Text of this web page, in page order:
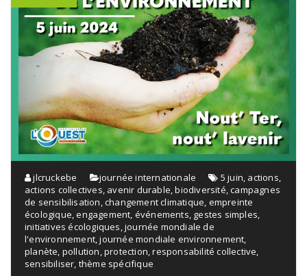
jlcruckebe journée internationale 5 juin, actions,
actions collectives, avenir durable,biodiversité,campagnes
de sensibilisation,changement climatique, empreinte
écologique,engagement, événements, gestes simples,
initiatives écologiques,journée mondiale de
l'environnement,journée mondiale environnement,
planète, pollution,protection,responsabilité collective,
sensibiliser, thème spécifique